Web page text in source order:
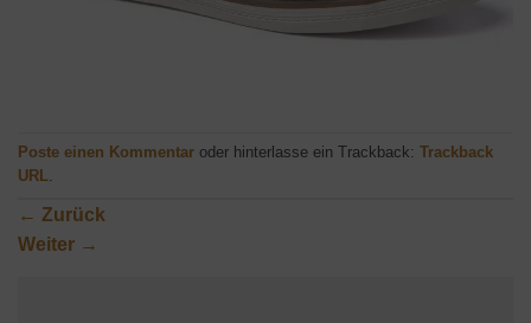
Poste einen Kommentar oder hinterlasse ein Trackback: Trackback
URL
← Zurück
Weiter →